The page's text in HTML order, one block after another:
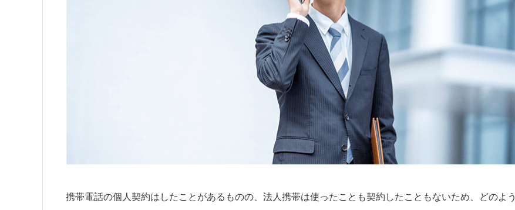
携帯電話の個人契約はしたことがあるものの、法人携帯は使ったことも契約したこともないため、どのよう